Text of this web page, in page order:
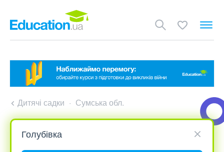
Дитячі садки Сумська обл.